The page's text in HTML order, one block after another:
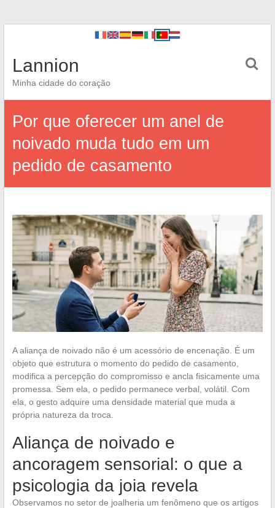
Lannion
Minha cidade do coração
Por que oferecer um anel de
noivado muda tudo em um
pedido de casamento
A aliança de noivado não é um acessório de encenação. É um
objeto que estrutura o momento do pedido de casamento,
modifica a percepção do compromisso e ancla fisicamente uma
promessa. Sem ela, o pedido permanece verbal, volátil. Com
ela, o gesto adquire uma densidade material que muda a
própria natureza da troca.
Aliança de noivado e
ancoragem sensorial: o que a
psicologia da joia revela
Observamos no setor de joalheria um fenômeno que os artigos